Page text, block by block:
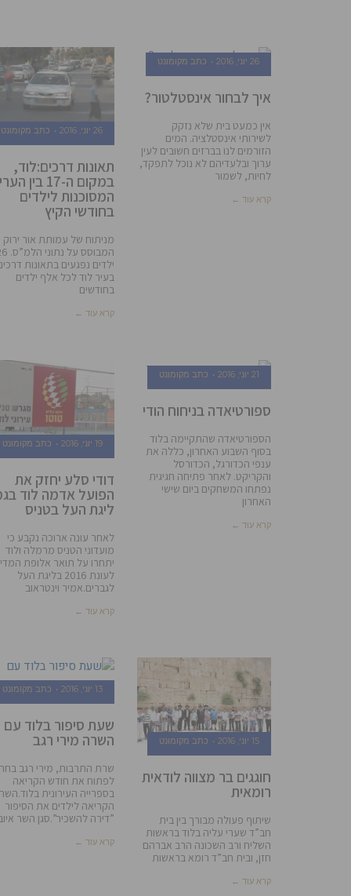
26 יוני, 2016 כתב מקומונט
איך לבחור אינסטלטור?
אין כמעט בית שלא נזקק
לשירותי אינסטלציה. המים
הזורמים לנו בברזים חשובים לעין
ערוך ובלעדיהם לא נוכל לתפקד,
לחיות, לשמור
קרא עוד ←
26 יוני, 2016 כתב מקומונט
תאונות דרכים:לוד,
במקום ה-17 בין
המסוכנות לילדים
בחודשי הקיץ
מניתוח של עמותת אור ירוק
המבוסס
ילדים נפגעים בתאונות
בעיר לוד לכל אלף ילדים
בחודשים
קרא עוד ←
21 יוני, 2016 כתב מקומונט
ספורטיאדה בניחוח הודי
הספורטיאדה שהתקיימה בלוד
בסוף השבוע האחרון, כללה את
ענפי הכדורגל, הכדורסל
והקריקט. לאחר פתיחה חגיגית
נפתחו המשחקים ביום שישי
האחרון
קרא עוד ←
19 יוני, 2016 כתב מקומונט
דודי סלע יחזק את
הפועל אדמה לוד
ליגת העל בטניס
לאחר עונה ארוכה נקבע כי
מועדוני הטניס מרמלה ולוד
יתחרו על תואר אלופת
לעונת 2016 בליגת העל
לגברים.אמיר וינטראוב
קרא עוד ←
15 יוני, 2016 כתב מקומונט
חוגגים בר מצווה לודאית
רומאית
שיתוף פעולה מבורך בין בית
חב”ד שערי עליה בלוד בראשות
השליח ורב השכונה הרב אברהם
חזן, ובית חב”ד רומא בראשות
קרא עוד ←
13 יוני, 2016 כתב מקומונט
שעת סיפור בלוד עם
השרה מירי רגב
שרת התרבות, מירי רגב
לפתוח את חודש הקריאה
בספרייה העירונית
הקריאה לילדים את הסיפור
”דירה להשכיר”.סגן השר
קרא עוד ←